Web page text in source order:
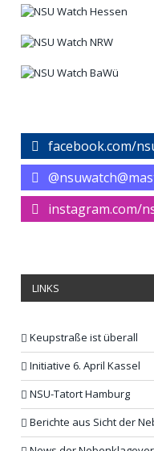
facebook.com/
instagram.com/
LINKS
Keupstraße ist überall
Initiative 6. April Kassel
NSU-Tatort Hamburg
Berichte aus Sicht der